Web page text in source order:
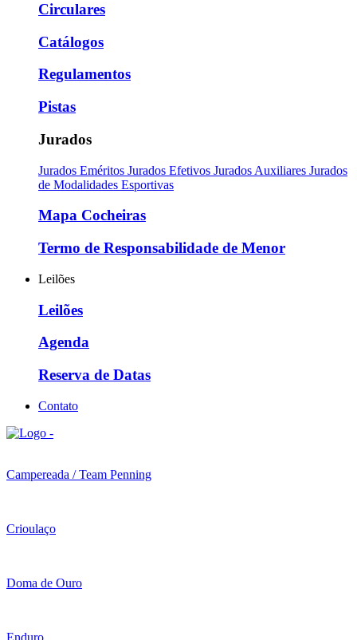
Circulares
Catálogos
Regulamentos
Pistas
Jurados
Jurados Eméritos Jurados Efetivos Jurados Auxiliares Jurados
de Modalidades Esportivas
Mapa Cocheiras
Termo de Responsabilidade de Menor
Leilões
Leilões
Agenda
Reserva de Datas
Contato
Campereada / Team Penning
Crioulaço
Doma de Ouro
Enduro